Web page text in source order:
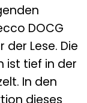
DOCG
Lese. Die
ist tief in der
In den